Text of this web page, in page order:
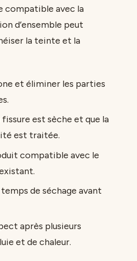
compatible avec la
d’ensemble peut
la teinte et la
et éliminer les parties
est sèche et que la
est traitée.
compatible avec le
de séchage avant
après plusieurs
et de chaleur.